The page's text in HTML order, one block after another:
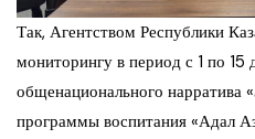
Так, Агентством Республики
мониторингу в период с 1 по
общенационального нарратива
программы воспитания «Адал